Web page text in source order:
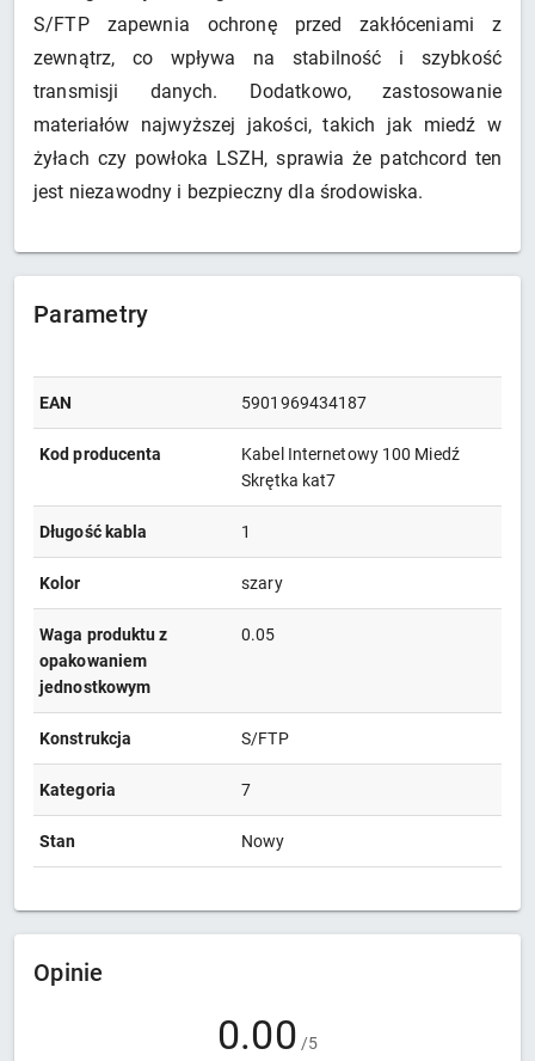
S/FTP zapewnia ochronę przed zakłóceniami z
zewnątrz, co wpływa na stabilność i szybkość
transmisji danych. Dodatkowo, zastosowanie
materiałów najwyższej jakości, takich jak miedź w
żyłach czy powłoka LSZH, sprawia że patchcord ten
jest niezawodny i bezpieczny dla środowiska.
Parametry
EAN 5901969434187
Kod producenta
Kabel Internetowy 100 Miedź
Skrętka kat7
Długość kabla 1
Kolor szary
Waga produktu z
opakowaniem
jednostkowym
0.05
Konstrukcja S/FTP
Kategoria 7
Stan Nowy
Opinie
0.00 /5